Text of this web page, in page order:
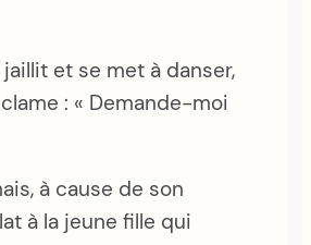
et se met à danser,
: « Demande-moi
à cause de son
à la jeune fille qui